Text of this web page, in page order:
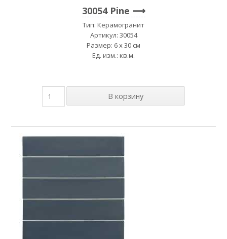
30054 Pine
Тип: Керамогранит
Артикул: 30054
Размер: 6 x 30 см
Ед. изм.: кв.м.